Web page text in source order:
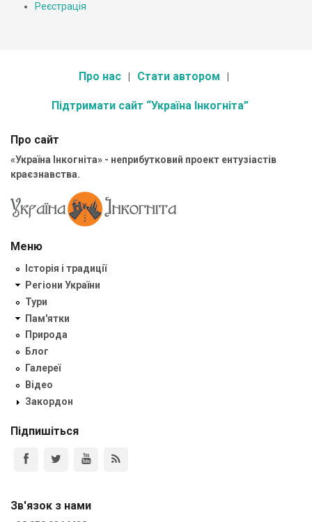
Реєстрація
Про нас Стати автором
Підтримати сайт “Україна Інкогніта”
Про сайт
«Україна Інкогніта» - неприбутковий проект ентузіастів
краєзнавства.
Меню
Історія і традиції
Регіони України
Тури
Пам'ятки
Природа
Блог
Галереї
Відео
Закордон
Підпишіться
Зв'язок з нами